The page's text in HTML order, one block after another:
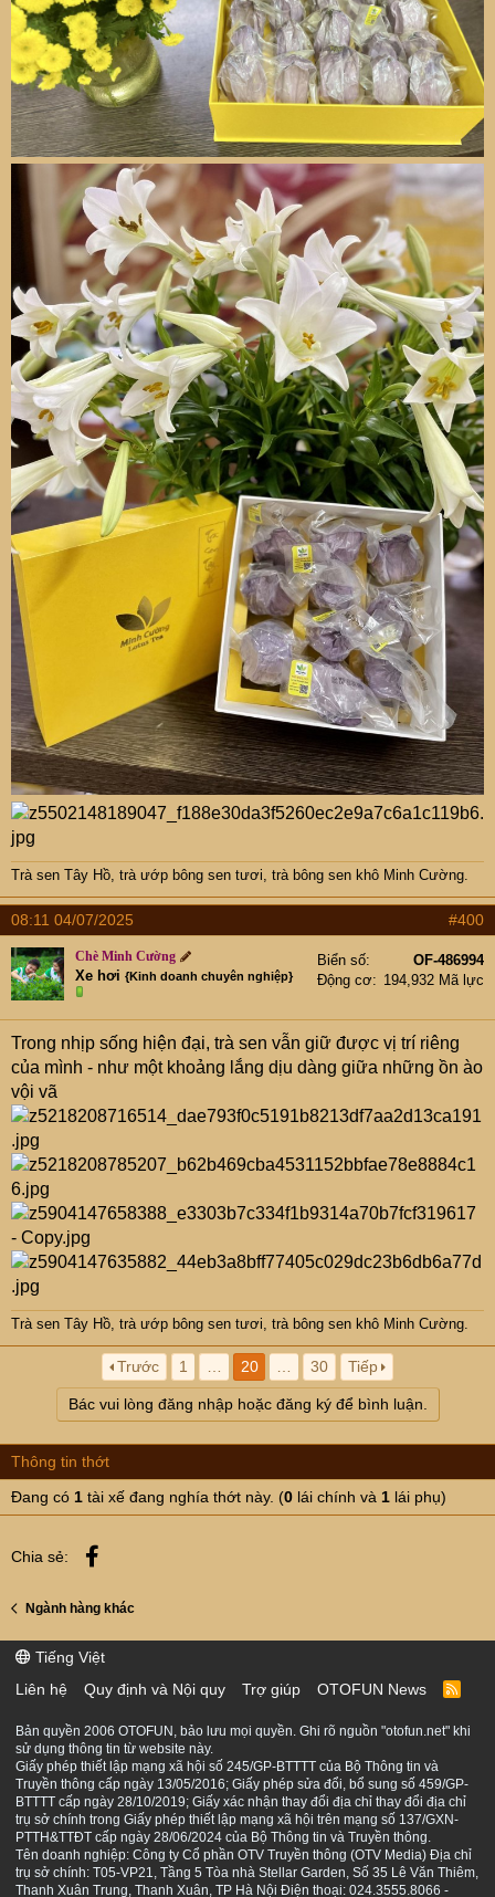
Trà sen Tây Hồ trà ướp bông sen tươi trà bông sen khô Minh Cường
08:11 04/07/2025 #400
Chè Minh Cường
Xe hơi {Kinh doanh chuyên nghiệp}
Biển số
OF-486994
Động cơ
194,932 Mã lực
Trong nhịp sống hiện đại, trà sen vẫn giữ được vị trí riêng
của mình - như một khoảng lắng dịu dàng giữa những ồn ào
vội vã
Trà sen Tây Hồ trà ướp bông sen tươi trà bông sen khô Minh Cường
Trước 1 20 30 Tiếp
Bác vui lòng đăng nhập hoặc đăng ký để bình luận.
Thông tin thớt
Đang có 1 tài xế đang nghía thớt này. (0 lái chính và 1 lái phụ)
Chia sẻ:
Ngành hàng khác
Tiếng Việt
Liên hệ
Quy định và Nội quy Trợ giúp OTOFUN News
R
S
Bản quyền 2006 OTOFUN, bảo lưu mọi quyền. Ghi rõ nguồn "otofun.net" khi
sử dụng thông tin từ website này.
Giấy phép thiết lập mạng xã hội số 245/GP-BTTTT của Bộ Thông tin và
Truyền thông cấp ngày 13/05/2016; Giấy phép sửa đổi, bổ sung số 459/GP-
BTTTT cấp ngày 28/10/2019; Giấy xác nhận thay đổi địa chỉ thay đổi địa chỉ
trụ sở chính trong Giấy phép thiết lập mạng xã hội trên mạng số 137/GXN-
PTTH&TTĐT cấp ngày 28/06/2024 của Bộ Thông tin và Truyền thông.
Tên doanh nghiệp: Công ty Cổ phần OTV Truyền thông (OTV Media) Địa chỉ
trụ sở chính: T05-VP21, Tầng 5 Tòa nhà Stellar Garden, Số 35 Lê Văn Thiêm,
Thanh Xuân Trung, Thanh Xuân, TP Hà Nội Điện thoại: 024.3555.8066 -